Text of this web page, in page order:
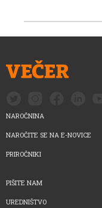
NAROČNINA
NAROČITE SE NA E-NOVICE
PRIROČNIKI
PIŠITE NAM
UREDNIŠTVO